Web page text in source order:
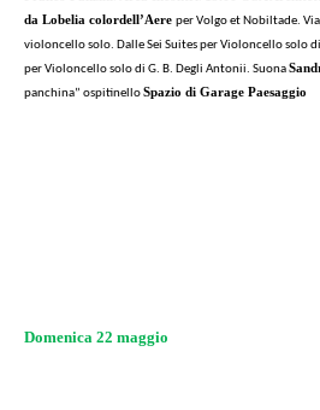
da Lobelia colordell’Aere per Volgo et Nobiltade.
violoncello solo. Dalle Sei Suites per Violoncello solo
per Violoncello solo di G. B. Degli Antonii. Suona
panchina” ospitinelloSpazio di Garage Paesaggio
Domenica 22 maggio